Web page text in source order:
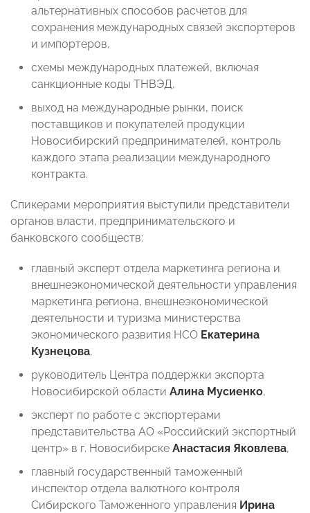
альтернативных способов расчетов для
сохранения международных связей экспортеров
и импортеров,
схемы международных платежей, включая
санкционные коды ТНВЭД,
выход на международные рынки, поиск
поставщиков и покупателей продукции
Новосибирский предпринимателей, контроль
каждого этапа реализации международного
контракта.
Спикерами мероприятия выступили представители
органов власти, предпринимательского и
банковского сообществ:
главный эксперт отдела маркетинга региона и
внешнеэкономической деятельности управления
маркетинга региона, внешнеэкономической
деятельности и туризма министерства
экономического развития НСО Екатерина
Кузнецова,
руководитель Центра поддержки экспорта
Новосибирской области Алина Мусиенко,
эксперт по работе с экспортерами
представительства АО «Российский экспортный
центр» в г. Новосибирске Анастасия Яковлева,
главный государственный таможенный
инспектор отдела валютного контроля
Сибирского Таможенного управления Ирина